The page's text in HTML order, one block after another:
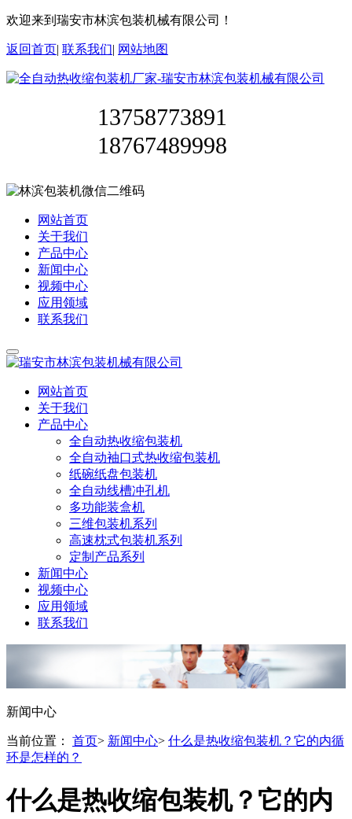
欢迎来到瑞安市林滨包装机械有限公司！
返回首页| 联系我们| 网站地图
13758773891
18767489998
网站首页
关于我们
产品中心
新闻中心
视频中心
应用领域
联系我们
网站首页
关于我们
产品中心
全自动热收缩包装机
全自动袖口式热收缩包装机
纸碗纸盘包装机
全自动线槽冲孔机
多功能装盒机
三维包装机系列
高速枕式包装机系列
定制产品系列
新闻中心
视频中心
应用领域
联系我们
新闻中心
当前位置： 首页> 新闻中心> 什么是热收缩包装机？它的内循
环是怎样的？
什么是热收缩包装机？它的内